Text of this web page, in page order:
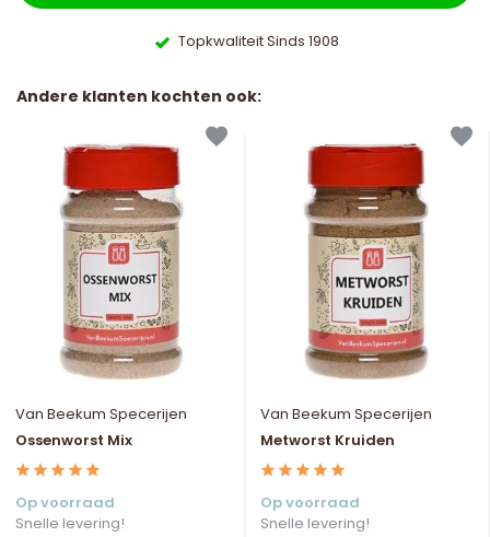
Topkwaliteit Sinds 1908
Andere klanten kochten ook:
Van Beekum Specerijen
Ossenworst Mix
Op voorraad
Snelle levering!
Van Beekum Specerijen
Metworst Kruiden
Op voorraad
Snelle levering!